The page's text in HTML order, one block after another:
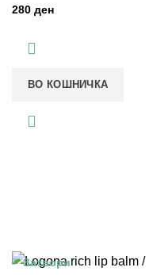
ден
ВО КОШНИЧКА
Затвори